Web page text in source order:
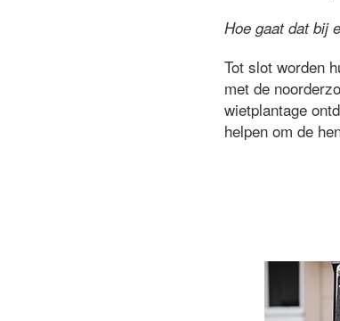
Hoe gaat dat bij
Tot slot worden
met de
wietplantage
helpen om de